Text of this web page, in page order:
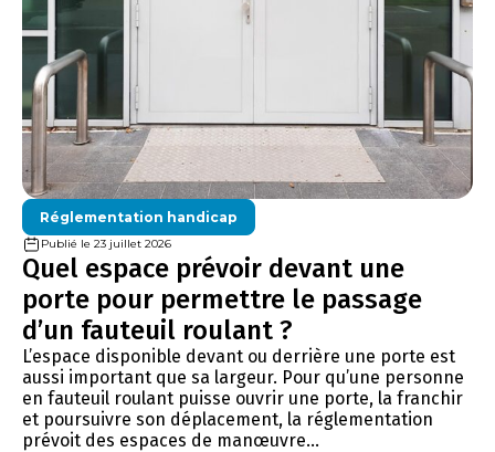
Réglementation handicap
Publié le 23 juillet 2026
Quel espace prévoir devant une
porte pour permettre le passage
d’un fauteuil roulant ?
L’espace disponible devant ou derrière une porte est
aussi important que sa largeur. Pour qu’une personne
en fauteuil roulant puisse ouvrir une porte, la franchir
et poursuivre son déplacement, la réglementation
prévoit des espaces de manœuvre...